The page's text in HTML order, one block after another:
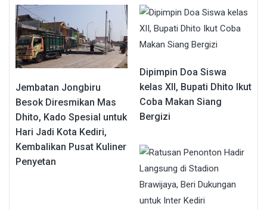
Jembatan Jongbiru
Besok Diresmikan Mas
Dhito, Kado Spesial untuk
Hari Jadi Kota Kediri,
Kembalikan Pusat Kuliner
Penyetan
Dipimpin Doa Siswa
kelas XII, Bupati Dhito Ikut
Coba Makan Siang
Bergizi